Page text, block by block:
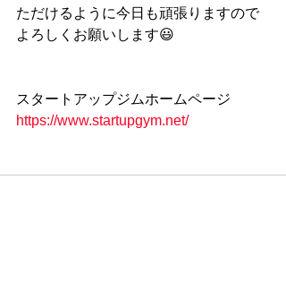
ただけるように今日も頑張りますので
よろしくお願いします😃
スタートアップジムホームページ
https://www.startupgym.net/